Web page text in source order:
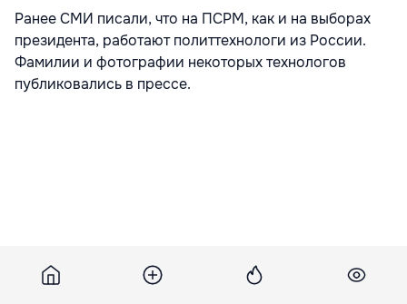
Ранее СМИ писали, что на ПСРМ, как и на выборах
президента, работают политтехнологи из России.
Фамилии и фотографии некоторых технологов
публиковались в прессе.